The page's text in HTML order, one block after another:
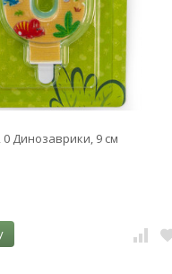
Динозаврики, 9 см